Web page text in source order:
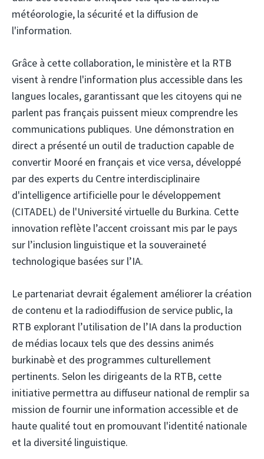
météorologie, la sécurité et la diffusion de
l'information.
Grâce à cette collaboration, le ministère et la RTB
visent à rendre l'information plus accessible dans les
langues locales, garantissant que les citoyens qui ne
parlent pas français puissent mieux comprendre les
communications publiques. Une démonstration en
direct a présenté un outil de traduction capable de
convertir Mooré en français et vice versa, développé
par des experts du Centre interdisciplinaire
d'intelligence artificielle pour le développement
(CITADEL) de l'Université virtuelle du Burkina. Cette
innovation reflète l’accent croissant mis par le pays
sur l’inclusion linguistique et la souveraineté
technologique basées sur l’IA.
Le partenariat devrait également améliorer la création
de contenu et la radiodiffusion de service public, la
RTB explorant l’utilisation de l’IA dans la production
de médias locaux tels que des dessins animés
burkinabè et des programmes culturellement
pertinents. Selon les dirigeants de la RTB, cette
initiative permettra au diffuseur national de remplir sa
mission de fournir une information accessible et de
haute qualité tout en promouvant l'identité nationale
et la diversité linguistique.